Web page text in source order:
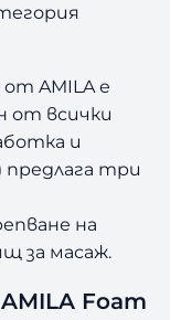
AMILA е
от всички
и
предлага три
на
за масаж.
Foam